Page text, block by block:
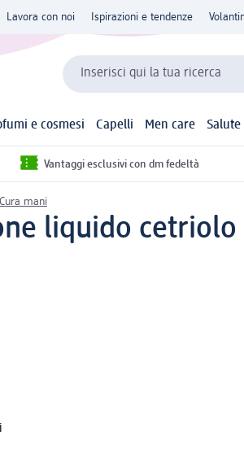
Lavora con noi Ispirazioni e tendenze
Inserisci qui la tua ricerca
e cosmesi Capelli Men care Salute
Vantaggi esclusivi con dm fedeltà
Cura mani
liquido